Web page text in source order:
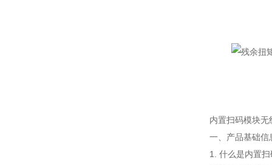
内置扫码模块
一、产品基础信
1. 什么是内置